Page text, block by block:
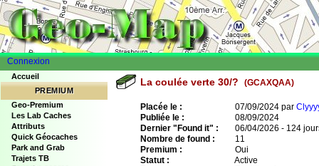
Connexion
Accueil
PREMIUM
Geo-Premium
Les Lab Caches
Attributs
Quick Géocaches
Park and Grab
Trajets TB
La coulée verte 30/? (GCAXQAA)
Placée le : 07/09/2024 par
Publiée le :
08/09/2024
Dernier "Found it" :
06/04/2026 - 124
Nombre de found :
11
Premium :
Oui
Statut :
Active